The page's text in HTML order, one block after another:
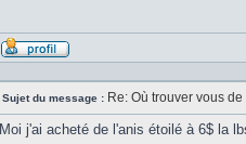
Sujet du message : Re: Où trouver vous
Moi j'ai acheté de l'anis étoilé à 6$ la